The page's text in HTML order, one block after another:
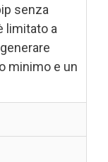
senza
limitato a
minimo e un